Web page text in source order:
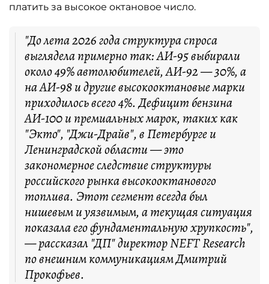
платить за высокое октановое число.
"До лета 2026 года структура спроса
выглядела примерно так: АИ-95 выбирали
около 49% автолюбителей, АИ-92 — 30%, а
на АИ-98 и другие высокооктановые марки
приходилось всего 4%. Дефицит бензина
АИ-100 и премиальных марок, таких как
"Экто", "Джи-Драйв", в Петербурге и
Ленинградской области — это
закономерное следствие структуры
российского рынка высокооктанового
топлива. Этот сегмент всегда был
нишевым и уязвимым, а текущая ситуация
показала его фундаментальную хрупкость",
— рассказал "ДП" директор NEFT Research
по внешним коммуникациям Дмитрий
Прокофьев.